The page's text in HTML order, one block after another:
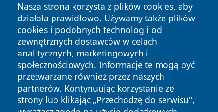
Nasza strona korzysta z plików cookies, aby
działała prawidłowo. Używamy także plików
cookies i podobnych technologii od
zewnętrznych dostawców w celach
analitycznych, marketingowych i
społecznościowych. Informacje te mogą być
przetwarzane również przez naszych
partnerów. Kontynuując korzystanie ze
strony lub klikając „Przechodzę do serwisu",
Copyright © 2026 wiadomosciplock.pl Wszystkie prawa
zastrzeżone.
News Autorzy
Polityka
Prywatności
Polityka
Cookies